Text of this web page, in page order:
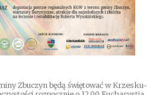
Zbuczyn będą świętować w Krzesku-